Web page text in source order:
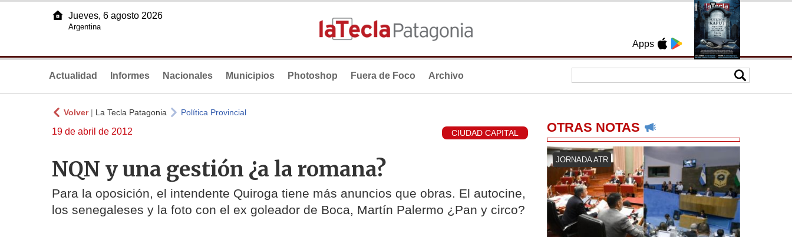
Apps
Jueves, 6 agosto 2026
Argentina
Actualidad Informes Nacionales Municipios Photoshop Fuera de Foco Archivo
Volver| La Tecla Patagonia Política Provincial
19 de abril de 2012 CIUDAD CAPITAL
NQN y una gestión ¿a la romana?
Para la oposición, el intendente Quiroga tiene más anuncios que obras. El autocine,
los senegaleses y la foto con el ex goleador de Boca, Martín Palermo ¿Pan y circo?
OTRAS NOTAS
JORNADA ATR